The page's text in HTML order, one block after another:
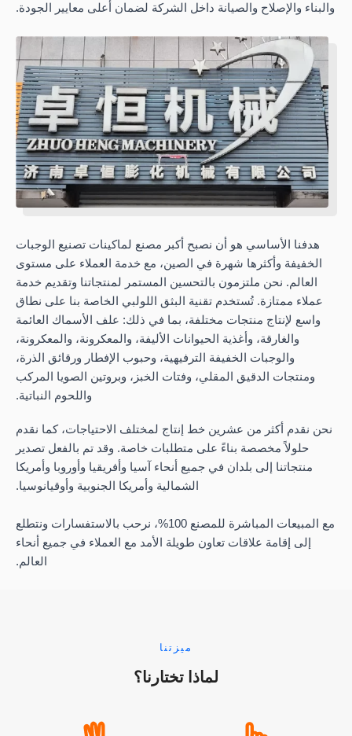
والبناء والإصلاح والصيانة داخل الشركة لضمان أعلى معايير الجودة.
هدفنا الأساسي هو أن نصبح أكبر مصنع لماكينات تصنيع الوجبات
الخفيفة وأكثرها شهرة في الصين، مع خدمة العملاء على مستوى
العالم. نحن ملتزمون بالتحسين المستمر لمنتجاتنا وتقديم خدمة
عملاء ممتازة. تُستخدم تقنية البثق اللولبي الخاصة بنا على نطاق
واسع لإنتاج منتجات مختلفة، بما في ذلك: علف الأسماك العائمة
والغارقة، وأغذية الحيوانات الأليفة، والمعكرونة، والمعكرونة،
والوجبات الخفيفة الترفيهية، وحبوب الإفطار ورقائق الذرة،
ومنتجات الدقيق المقلي، وفتات الخبز، وبروتين الصويا المركب
واللحوم النباتية.
نحن نقدم أكثر من عشرين خط إنتاج لمختلف الاحتياجات، كما نقدم
حلولاً مخصصة بناءً على متطلبات خاصة. وقد تم بالفعل تصدير
منتجاتنا إلى بلدان في جميع أنحاء آسيا وأفريقيا وأوروبا وأمريكا
الشمالية وأمريكا الجنوبية وأوقيانوسيا.
مع المبيعات المباشرة للمصنع 100%، نرحب بالاستفسارات ونتطلع
إلى إقامة علاقات تعاون طويلة الأمد مع العملاء في جميع أنحاء
العالم.
ميزتنا
لماذا تختارنا؟